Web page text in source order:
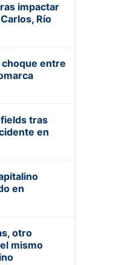
impactar
Río
entre
tras
en
en
otro
mismo